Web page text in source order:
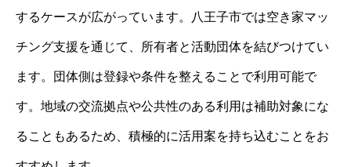
するケースが広がっています。八王子市では空き家マッ
チング支援を通じて、所有者と活動団体を結びつけてい
ます。団体側は登録や条件を整えることで利用可能で
す。地域の交流拠点や公共性のある利用は補助対象にな
ることもあるため、積極的に活用案を持ち込むことをお